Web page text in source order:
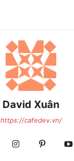
David Xuân
https://cafedev.vn/